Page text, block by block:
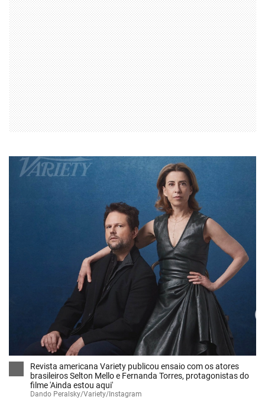
Revista americana Variety publicou ensaio com os atores
brasileiros Selton Mello e Fernanda Torres, protagonistas do
filme 'Ainda estou aqui'
Dando Peralsky/Variety/Instagram